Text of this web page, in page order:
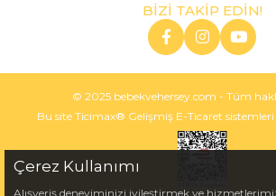
BİZİ TAKİP EDİN!
© 2025 bebekvehersey.com - Tüm
Bu site Ticimax® Gelişmiş E-Ticaret sistemleri
Çerez Kullanımı
Alışveriş deneyiminizi iyileştirmek ve